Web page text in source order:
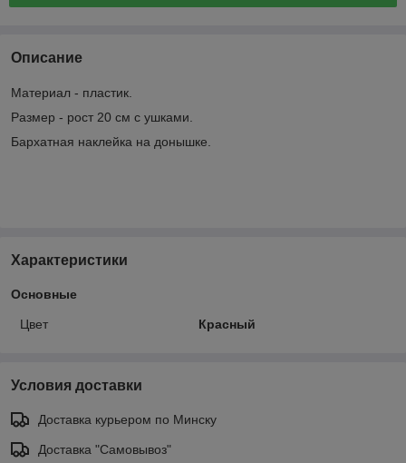
Описание
Материал - пластик.
Размер - рост 20 см с ушками.
Бархатная наклейка на донышке.
Характеристики
Основные
Цвет Красный
Условия доставки
Доставка курьером по Минску
Доставка "Самовывоз"